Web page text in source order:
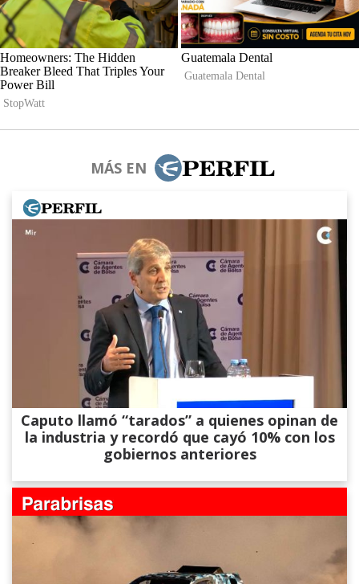
MÁS EN
Caputo llamó “tarados” a quienes opinan de
la industria y recordó que cayó 10% con los
gobiernos anteriores